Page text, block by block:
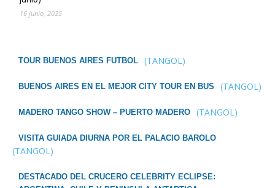
16 junio, 2025
TOUR BUENOS AIRES FUTBOL (TANGOL)
BUENOS AIRES EN EL MEJOR CITY TOUR EN BUS (TANGOL)
MADERO TANGO SHOW – PUERTO MADERO (TANGOL)
VISITA GUIADA DIURNA POR EL PALACIO BAROLO
(TANGOL)
DESTACADO DEL CRUCERO CELEBRITY ECLIPSE: